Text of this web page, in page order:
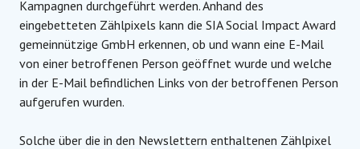
Kampagnen durchgeführt werden. Anhand des
eingebetteten Zählpixels kann die SIA Social Impact Award
gemeinnützige GmbH erkennen, ob und wann eine E-Mail
von einer betroffenen Person geöffnet wurde und welche
in der E-Mail befindlichen Links von der betroffenen Person
aufgerufen wurden.
Solche über die in den Newslettern enthaltenen Zählpixel